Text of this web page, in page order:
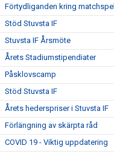
Förtydliganden kring matchspel
Stöd Stuvsta IF
Stuvsta IF Årsmöte
Årets Stadiumstipendiater
Påsklovscamp
Stöd Stuvsta IF
Årets hederspriser i Stuvsta IF
Förlängning av skärpta råd
COVID 19 - Viktig uppdatering